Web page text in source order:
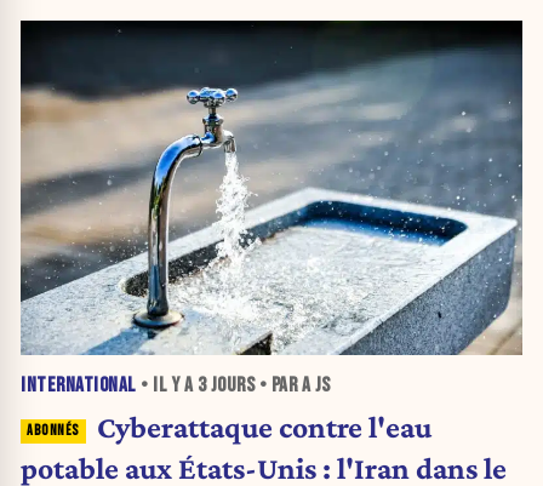
INTERNATIONAL • IL Y A 3 JOURS• PAR A JS
Cyberattaque contre l'eau
potable aux États-Unis : l'Iran dans le